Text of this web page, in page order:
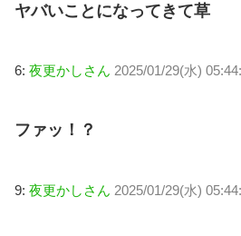
ヤバいことになってきて草
6: 夜更かしさん 2025/01/29(水)
ファッ！？
9: 夜更かしさん 2025/01/29(水)